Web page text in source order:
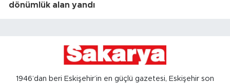
dönümlük alan yandı
1946’dan beri Eskişehir’in en güçlü gazetesi, Eskişehir son